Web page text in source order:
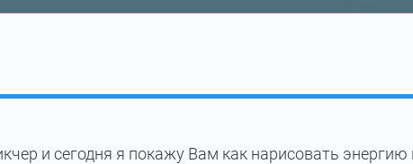
и сегодня я покажу Вам как нарисовать